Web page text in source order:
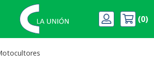
0
motocultores